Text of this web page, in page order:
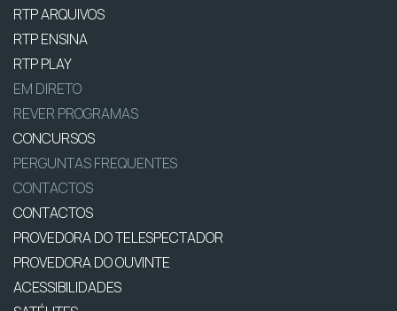
RTP ARQUIVOS
RTP ENSINA
RTP PLAY
EM DIRETO
REVER PROGRAMAS
CONCURSOS
PERGUNTAS FREQUENTES
CONTACTOS
CONTACTOS
PROVEDORA DO TELESPECTADOR
PROVEDORA DO OUVINTE
ACESSIBILIDADES